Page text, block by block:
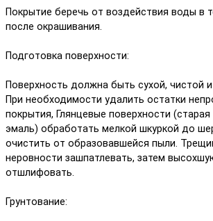
Покрытие беречь от воздействия воды в
после окрашивания.
Подготовка поверхности:
Поверхность должна быть сухой, чистой
При необходимости удалить остатки
покрытия, Глянцевые поверхности
эмаль) обработать мелкой шкуркой до
очистить от образовавшейся пыли.
неровности зашпатлевать, затем
отшлифовать.
Грунтование: